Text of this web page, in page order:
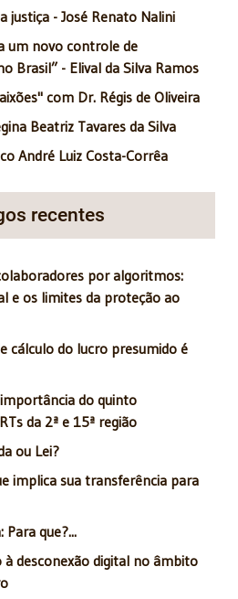
justiça - José Renato Nalini
um novo controle de
Brasil” - Elival da Silva Ramos
com Dr. Régis de Oliveira
Beatriz Tavares da Silva
André Luiz Costa-Corrêa
recentes
por algoritmos:
e os limites da proteção ao
cálculo do lucro presumido é
do quinto
da 2ª e 15ª região
ou Lei?
implica sua transferência para
Para que?...
desconexão digital no âmbito